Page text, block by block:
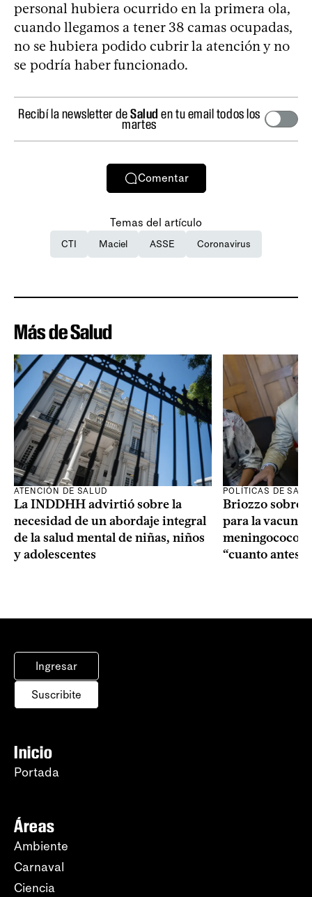
personal hubiera ocurrido en la primera ola,
cuando llegamos a tener 38 camas ocupadas,
no se hubiera podido cubrir la atención y no
se podría haber funcionado.
Recibí la newsletter deSalud en tu email todos los
martes
Comentar
Temas del artículo
CTI Maciel ASSE Coronavirus
Más de Salud
ATENCIÓN DE SALUD
La INDDHH advirtió sobre la
necesidad de un abordaje integral
de la salud mental de niñas, niños
y adolescentes
POLÍTICAS DE
Briozzo sobre
para la vacuna
meningococo:
“cuanto antes
Ingresar
Suscribite
Inicio
Portada
Áreas
Ambiente
Carnaval
Ciencia